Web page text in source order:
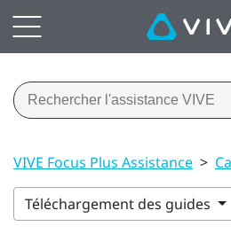
VIVE Focus Plus Assistance >
Téléchargement des guides